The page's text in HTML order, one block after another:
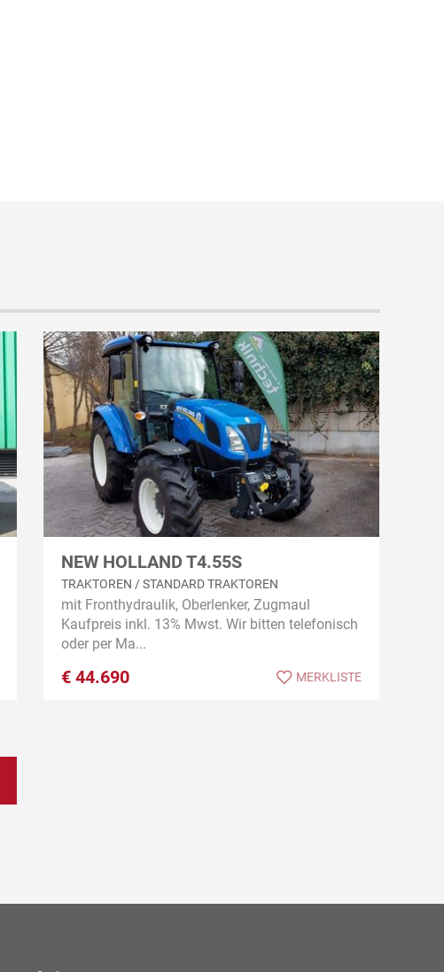
NEW HOLLAND T4.55S
TRAKTOREN / STANDARD TRAKTOREN
mit Fronthydraulik, Oberlenker, Zugmaul
Kaufpreis inkl. 13% Mwst. Wir bitten telefonisch
oder per Ma...
€ 44.690 MERKLISTE